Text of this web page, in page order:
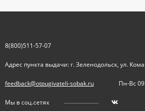
8(800)511-57-07
Адрес пункта выдачи: г. Зеленодольск, ул.
feedback@otpugivateli-sobak.ru Пн-Вс
Мы в соц.сетях